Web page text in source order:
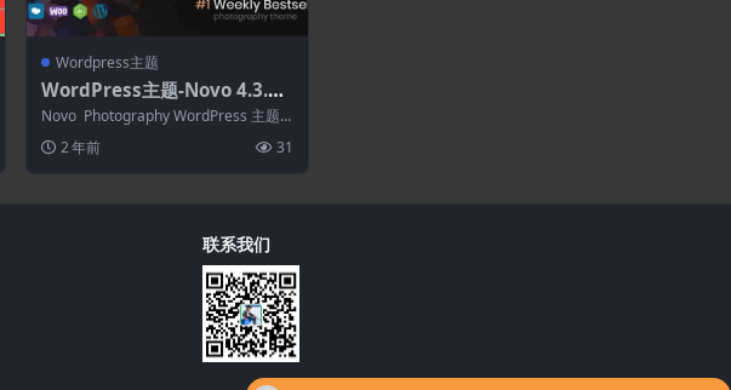
Wordpress主题
WordPress主题-Novo 4.3.0–
摄影
Novo Photography WordPress 主题
2 年前 31
联系我们